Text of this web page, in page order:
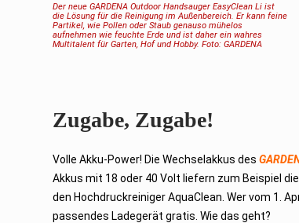
Der neue GARDENA Outdoor Handsauger EasyClean Li ist
die Lösung für dieReinigung im Außenbereich. Er kann feine
Partikel, wie Pollen oder Staubgenauso mühelos
aufnehmen wie feuchte Erde und ist daher ein wahres
Multitalent für Garten, Hof und Hobby. Foto: GARDENA
Zugabe, Zugabe!
Volle Akku-Power! Die Wechselakkus des
Akkus mit 18 oder 40 Volt liefern zum Beispiel
den Hochdruckreiniger AquaClean. Wer vom 1.
passendes Ladegerät gratis. Wie das geht?